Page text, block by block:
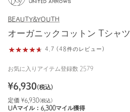
BEAUTY&YOUTH
オーガニックコットン Tシャツ
4.7 (48件のレビュー)
お気に入りアイテム登録数 2579
¥6,930(税込)
定価 ¥6,930(税込)
UAマイル： 6,300マイル獲得